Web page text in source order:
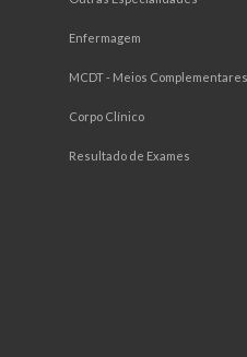
Enfermagem
MCDT - Meios
Corpo Clínico
Resultado de Exames